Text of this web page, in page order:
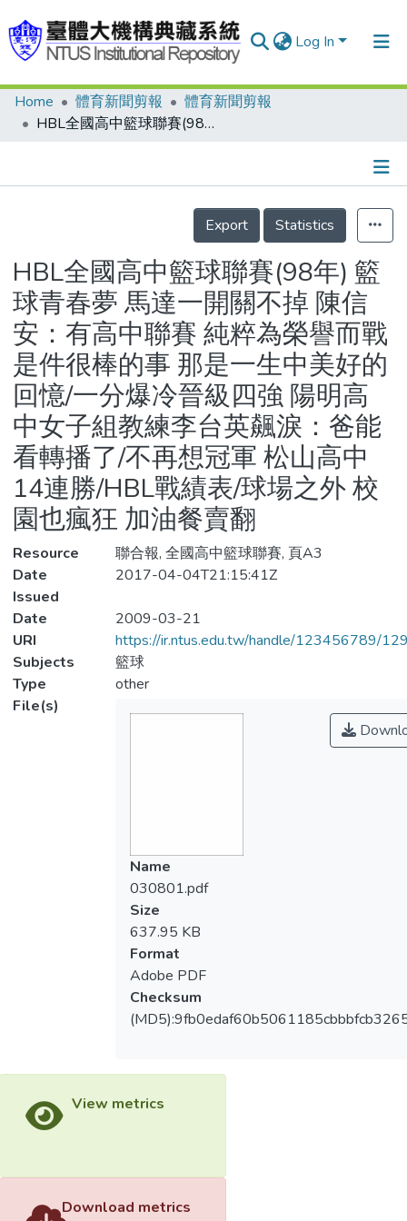
Log In
Communities & Collections
Statistics
Home 體育新聞剪報
體育新聞剪報
HBL全國高中籃球聯賽(98年) 籃球青春夢 馬達一開關不掉 陳信安：有高中聯賽 純粹為榮譽而戰是件很棒的事 那是一生中美好的回憶/一分爆冷晉級四強 陽明高中女子組教練李台英飆淚：爸能看轉播了/不再想冠軍 松山高中14連勝/HBL戰績表/球場之外 校園也瘋狂 加油餐賣翻
Details
Export
Statistics
HBL全國高中籃球聯賽(98年) 籃
球青春夢 馬達一開關不掉 陳信
安：有高中聯賽 純粹為榮譽而戰
是件很棒的事 那是一生中美好的
回憶/一分爆冷晉級四強 陽明高
中女子組教練李台英飆淚：爸能
看轉播了/不再想冠軍 松山高中
14連勝/HBL戰績表/球場之外 校
園也瘋狂 加油餐賣翻
Resource
聯合報, 全國高中籃球聯賽, 頁A3
Date
Issued
2017-04-04T21:15:41Z
Date
2009-03-21
URI
https://ir.ntus.edu.tw/handle/123456789/
Subjects
籃球
Type
other
File(s)
Name
030801.pdf
Size
637.95 KB
Format
Adobe PDF
Checksum
View metrics
Download metrics